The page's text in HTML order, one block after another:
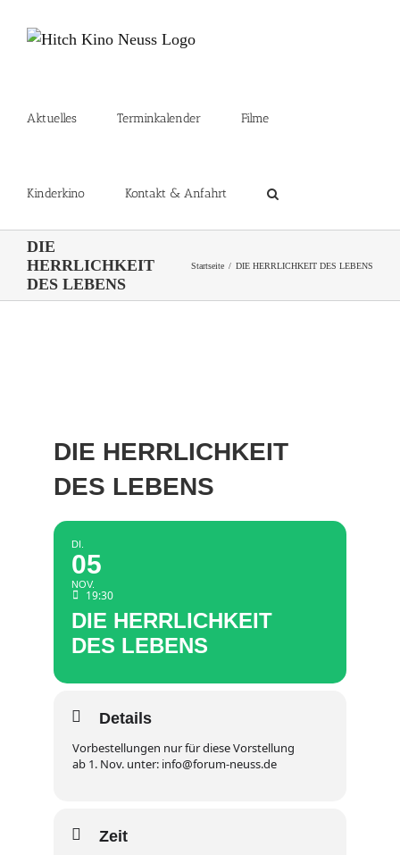
Inhalt
Aktuelles Terminkalender Filme
Kinderkino Kontakt & Anfahrt
DIE
HERRLICHKEIT
DES LEBENS
Startseite DIE HERRLICHKEIT DES LEBENS
DIE HERRLICHKEIT
DES LEBENS
DI.
05
NOV.
19:30
DIE HERRLICHKEIT
DES LEBENS
Details
Vorbestellungen nur für diese Vorstellung
ab 1. Nov. unter: info@forum-neuss.de
Zeit